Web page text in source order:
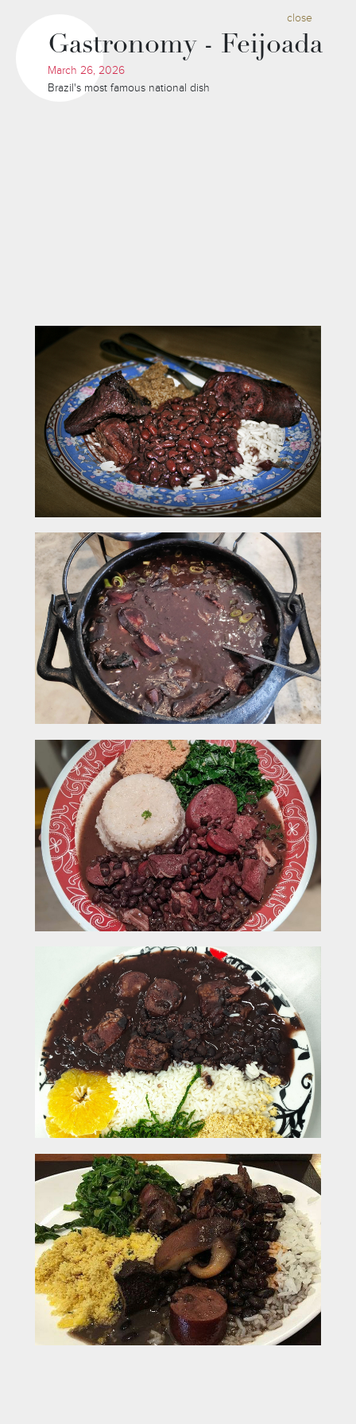
Gastronomy - Feijoada
March 26, 2026
Brazil's most famous national dish
close